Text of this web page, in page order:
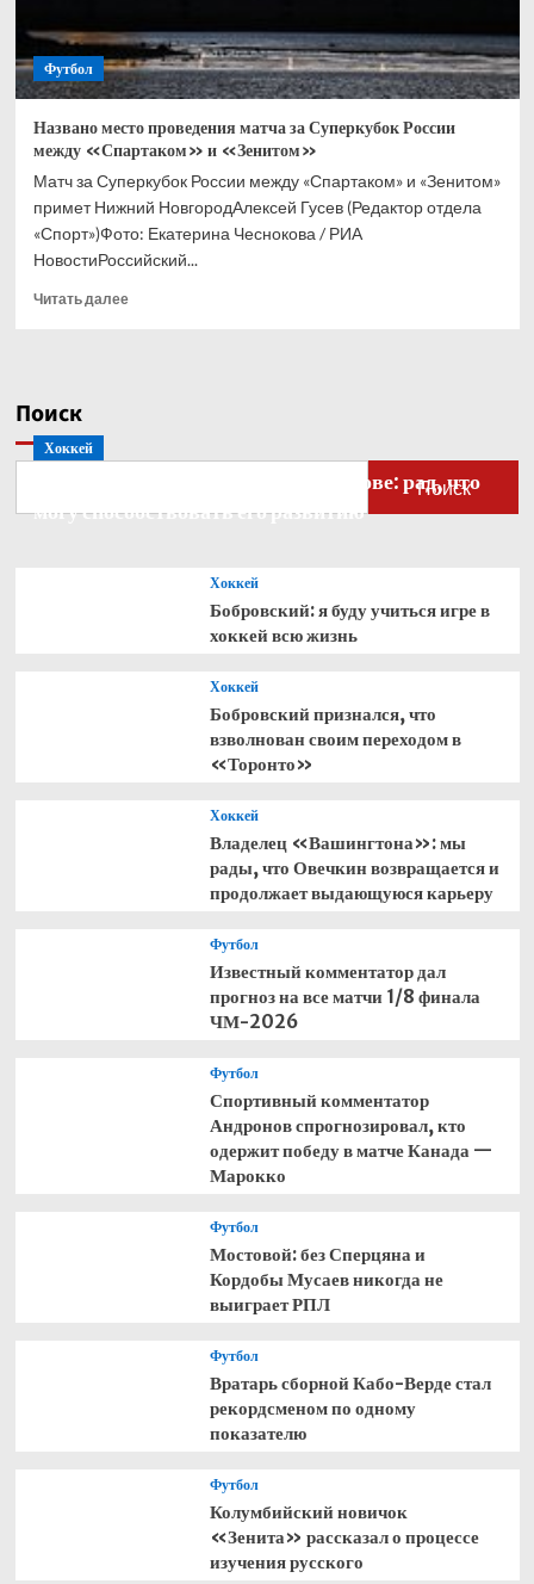
Футбол
Названо место проведения матча за Суперкубок России
между «Спартаком» и «Зенитом»
Матч за Суперкубок России между «Спартаком» и «Зенитом»
примет Нижний НовгородАлексей Гусев (Редактор отдела
«Спорт»)Фото: Екатерина Чеснокова / РИА
НовостиРоссийский...
Читать далееПрочитать
Поиск
Поиск
Хоккей
Бобровский — о голкипере Ахтямове: рад, что
могу способствовать его развитию
Хоккей
Бобровский: я буду учиться игре в
хоккей всю жизнь
Хоккей
Бобровский признался, что
взволнован своим переходом в
«Торонто»
Хоккей
Владелец «Вашингтона»: мы
рады, что Овечкин возвращается и
продолжает выдающуюся карьеру
Футбол
Известный комментатор дал
прогноз на все матчи 1/8 финала
ЧМ-2026
Футбол
Спортивный комментатор
Андронов спрогнозировал, кто
одержит победу в матче Канада —
Марокко
Футбол
Мостовой: без Сперцяна и
Кордобы Мусаев никогда не
выиграет РПЛ
Футбол
Вратарь сборной Кабо-Верде стал
рекордсменом по одному
показателю
Футбол
Колумбийский новичок
«Зенита» рассказал о процессе
изучения русского